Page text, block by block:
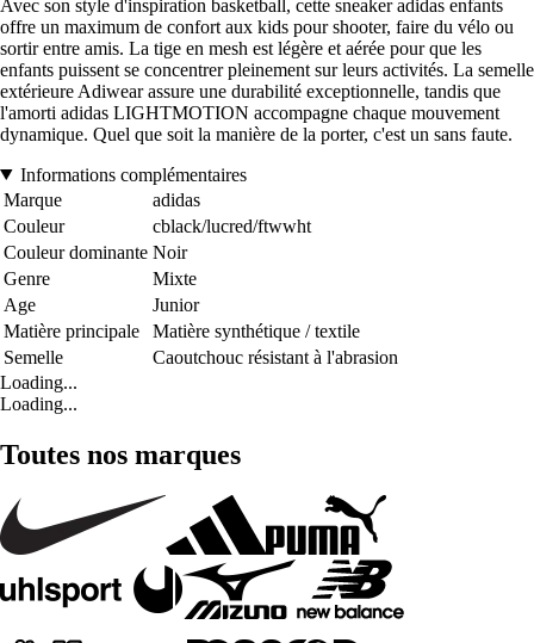
Avec son style d'inspiration basketball, cette sneaker adidas enfants
offre un maximum de confort aux kids pour shooter, faire du vélo ou
sortir entre amis. La tige en mesh est légère et aérée pour que les
enfants puissent se concentrer pleinement sur leurs activités. La semelle
extérieure Adiwear assure une durabilité exceptionnelle, tandis que
l'amorti adidas LIGHTMOTION accompagne chaque mouvement
dynamique. Quel que soit la manière de la porter, c'est un sans faute.
Informations complémentaires
Marque
adidas
Couleur
cblack/lucred/ftwwht
Couleur dominante Noir
Genre
Mixte
Age
Junior
Matière principale
Matière synthétique / textile
Semelle
Caoutchouc résistant à l'abrasion
Loading...
Loading...
Toutes nos marques